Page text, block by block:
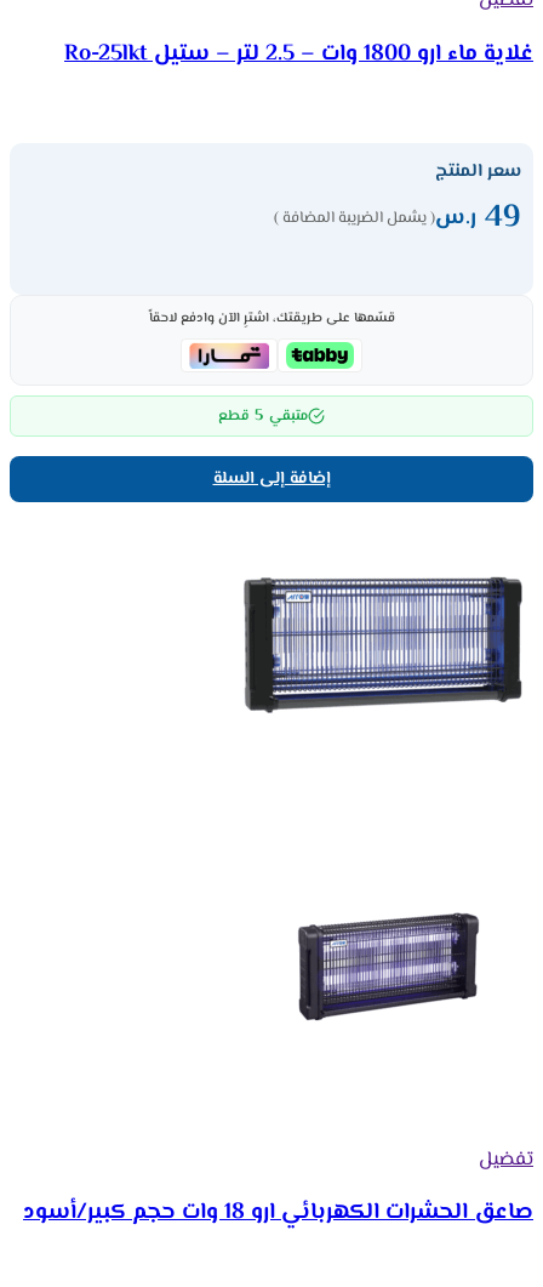
غلاية ماء ارو 1800 وات – 2.5 لتر – ستيل Ro-25lkt
سعر المنتج
49 ر.س( يشمل الضريبة المضافة )
قسّمها على طريقتك، اشترِ الآن وادفع لاحقاً
متبقي 5 قطع
إضافة إلى السلة
تفضيل
صاعق الحشرات الكهربائي ارو 18 وات حجم كبير/أسود